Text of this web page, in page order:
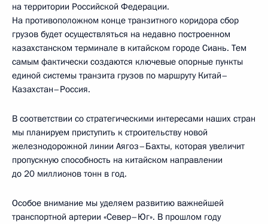
на территории Российской Федерации.
На противоположном конце транзитного коридора сбор
грузов будет осуществляться на недавно построенном
казахстанском терминале в китайском городе Сиань. Тем
самым фактически создаются ключевые опорные пункты
единой системы транзита грузов по маршруту Китай–
Казахстан–Россия.
В соответствии со стратегическими интересами наших стран
мы планируем приступить к строительству новой
железнодорожной линии Аягоз–Бахты, которая увеличит
пропускную способность на китайском направлении
до 20 миллионов тонн в год.
Особое внимание мы уделяем развитию важнейшей
транспортной артерии «Север–Юг». В прошлом году